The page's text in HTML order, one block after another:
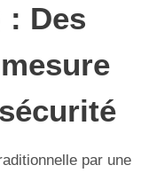
: Des
par une